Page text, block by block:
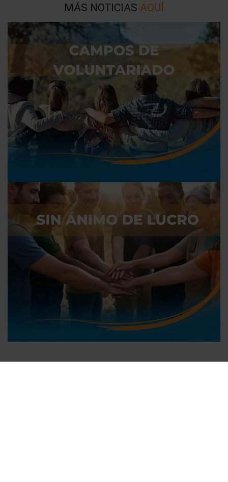
MÁS NOTICIAS AQUÍ